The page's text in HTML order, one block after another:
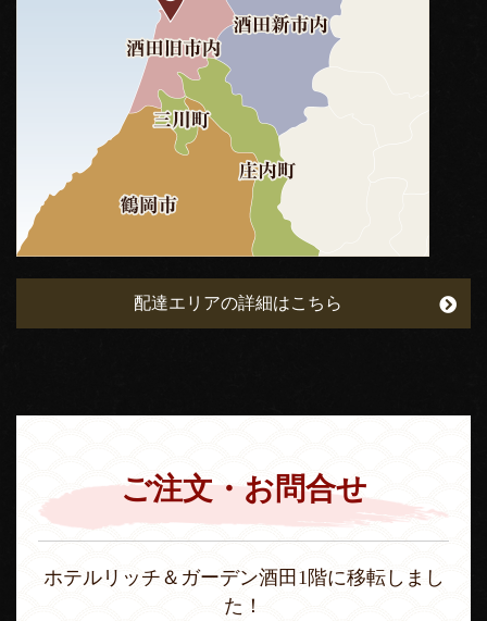
配達エリアの詳細はこちら
ご注文・お問合せ
ホテルリッチ＆ガーデン酒田1階に移転しまし
た！